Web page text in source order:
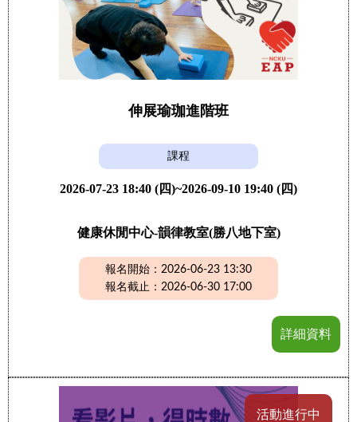
伸展瑜珈進階班
課程
2026-07-23 18:40 (四)~2026-09-10 19:40 (四)
健康休閒中心-韻律教室(勝八地下室)
報名開始：2026-06-23 13:30
報名截止：2026-06-30 17:00
詳細資料
活動進行中